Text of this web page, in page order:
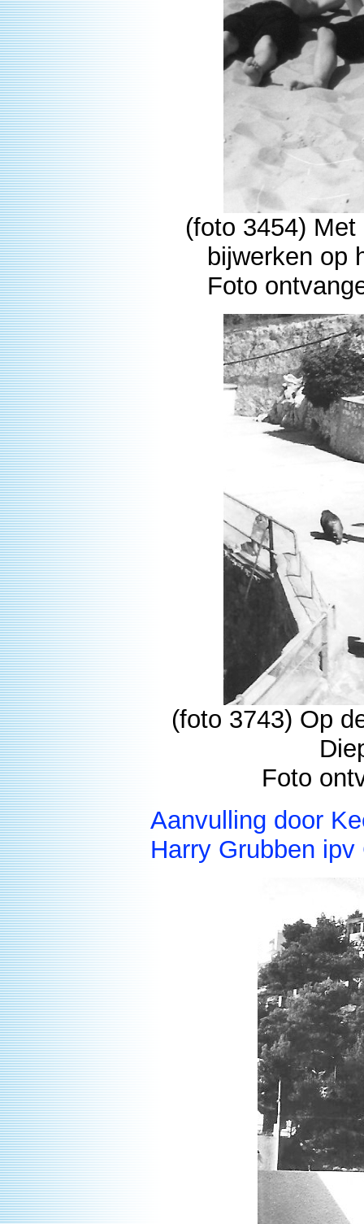
(foto 3454)
bijwerken op
Foto
(foto 3743) Op
Foto
Aanvulling door
Harry Grubben ipv